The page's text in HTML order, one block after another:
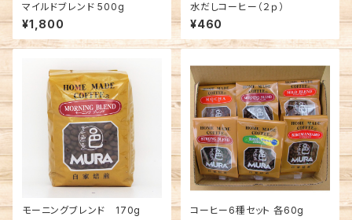
マイルドブレンド 500g
¥1,800
水だしコーヒー（２ｐ）
¥460
モーニングブレンド 170g コーヒー6種セット 各60g